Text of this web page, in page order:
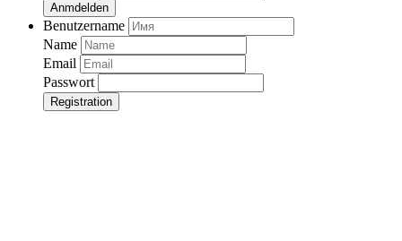
Anmdelden
Benutzername
Name
Email
Passwort
Registration